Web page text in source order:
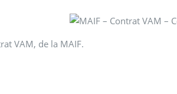
VAM, de la MAIF.